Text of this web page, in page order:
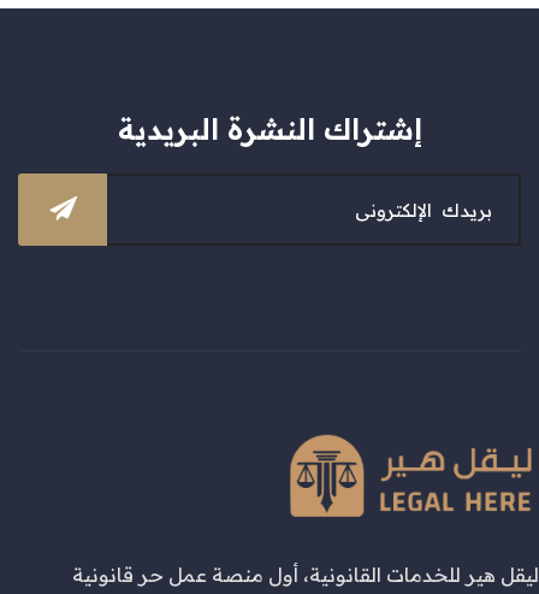
إشتراك النشرة البريدية
ليقل هير للخدمات القانونية، أول منصة عمل حر قانونية